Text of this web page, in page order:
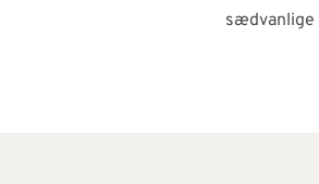
sædvanlige